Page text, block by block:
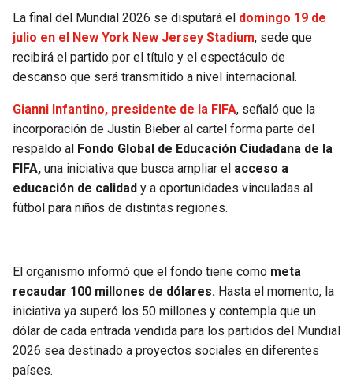
La final del Mundial 2026 se disputará el domingo 19 de
julio en el New York New Jersey Stadium, sede que
recibirá el partido por el título y el espectáculo de
descanso que será transmitido a nivel internacional.
Gianni Infantino, presidente de la FIFA, señaló que la
incorporación de Justin Bieber al cartel forma parte del
respaldo al Fondo Global de Educación Ciudadana de la
FIFA, una iniciativa que busca ampliar el acceso a
educación de calidad y a oportunidades vinculadas al
fútbol para niños de distintas regiones.
El organismo informó que el fondo tiene como meta
recaudar 100 millones de dólares. Hasta el momento, la
iniciativa ya superó los 50 millones y contempla que un
dólar de cada entrada vendida para los partidos del Mundial
2026 sea destinado a proyectos sociales en diferentes
países.